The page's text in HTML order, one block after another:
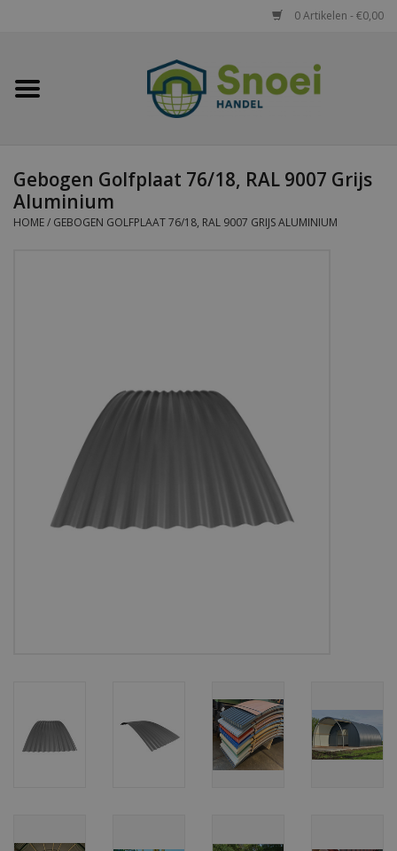
0 Artikelen - €0,00
Home
Damwandplaten
Bouwpakketten
Toebehoren
Gebogen Golfplaat 76/18, RAL 9007 Grijs
Aluminium
HOME/ GEBOGEN GOLFPLAAT 76/18, RAL 9007 GRIJS ALUMINIUM